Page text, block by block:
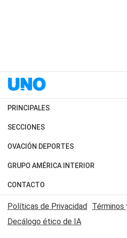
PRINCIPALES
Últimas Noticias
Política
Judiciales
Economia
SECCIONES
Horóscopo
Motores
Trucos caseros
Series y Películas
Edictos y Solicitadas
OVACIÓN DEPORTES
Fútbol
Mundial
Automovilismo
Rugby
GRUPO AMÉRICA INTERIOR
Canal 7 en Vivo
CONTACTO
Acerca de Nosotros
Contactanos
Políticas de Privacidad Términos
Decálogo ético de IA